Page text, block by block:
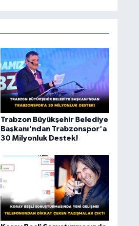
Trabzon Büyükşehir Belediye
Başkanı'ndan Trabzonspor'a
30 Milyonluk Destek!